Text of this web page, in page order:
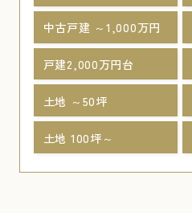
中古戸建 ～1,000万円
戸建2,000万円台
土地 ～50坪
土地 100坪～